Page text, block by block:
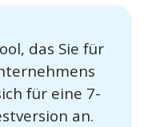
das Sie für
für eine 7-
an.